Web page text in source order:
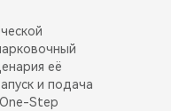
её
и подача
Step